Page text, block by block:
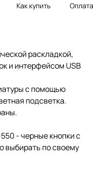
Как купить Оплата
раскладкой,
и интерфейсом USB
с помощью
подсветка.
- черные кнопки с
выбирать по своему